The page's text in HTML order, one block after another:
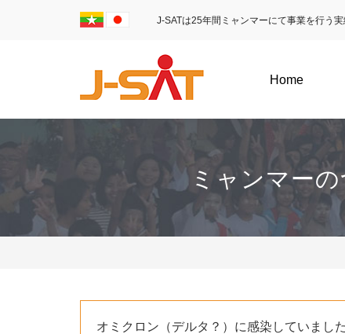
J-SATは25年間ミャンマーにて事業を行う
Home
ミャンマー
オミクロン（デルタ？）に感染していました